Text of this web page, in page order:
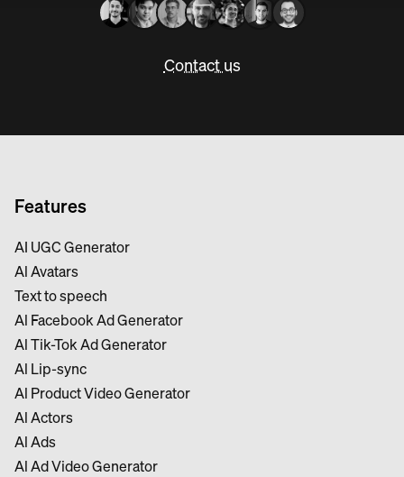
Contact us
Features
AI UGC Generator
Al Avatars
Text to speech
Al Facebook Ad Generator
Al Tik-Tok Ad Generator
Al Lip-sync
Al Product Video Generator
Al Actors
Al Ads
Al Ad Video Generator